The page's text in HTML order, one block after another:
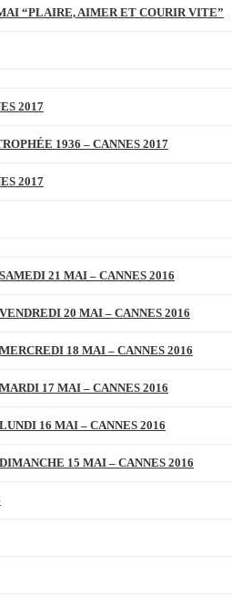
“PLAIRE, AIMER ET COURIR VITE”
2017
1936 – CANNES 2017
2017
21 MAI – CANNES 2016
20 MAI – CANNES 2016
18 MAI – CANNES 2016
17 MAI – CANNES 2016
16 MAI – CANNES 2016
15 MAI – CANNES 2016